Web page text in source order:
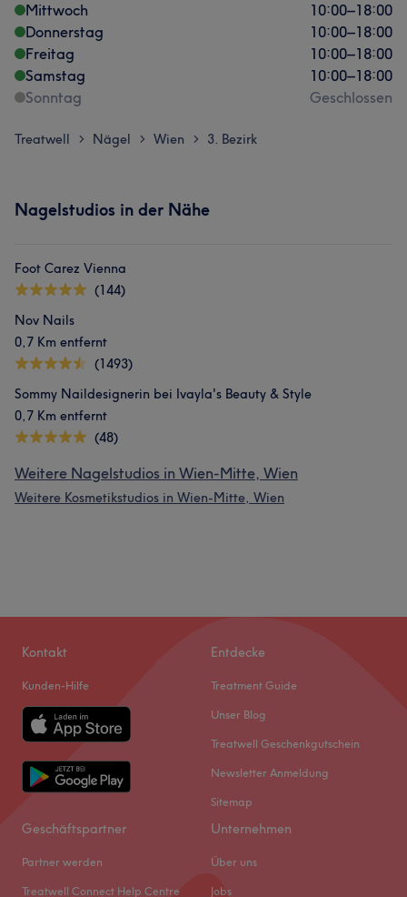
Mittwoch
10:00–18:00
Donnerstag
10:00–18:00
Freitag
10:00–18:00
Samstag
10:00–18:00
Sonntag
Geschlossen
Treatwell > Nägel > Wien > 3. Bezirk
Nagelstudios in der Nähe
Foot Carez Vienna
(144)
Nov Nails
0,7 Km entfernt
(1493)
Sommy Naildesignerin bei Ivayla's Beauty & Style
0,7 Km entfernt
(48)
Weitere Nagelstudios in Wien-Mitte, Wien
Weitere Kosmetikstudios in Wien-Mitte, Wien
Kontakt
Kunden-Hilfe
Entdecke
Treatment Guide
Unser Blog
Treatwell Geschenkgutschein
Newsletter Anmeldung
Sitemap
Geschäftspartner
Partner werden
Treatwell Connect Help Centre
Unternehmen
Über uns
Jobs